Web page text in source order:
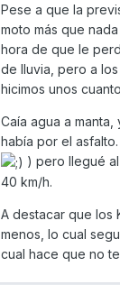
Pese a que la
moto más que
hora de que le
de lluvia, pero a
hicimos unos
Caía agua a
había por el
) pero llegué
40 km/h.
A destacar que los
menos, lo cual
cual hace que no